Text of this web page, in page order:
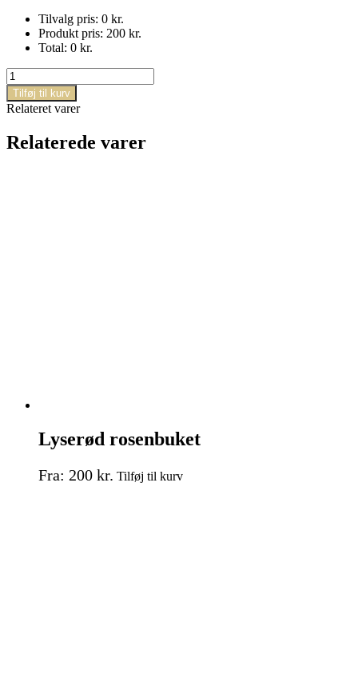
Tilvalg pris: 0 kr.
Produkt pris: 200 kr.
Total: 0 kr.
Klassisk
buket
antal
Tilføj til kurv
Relateret varer
Relaterede varer
Lyserød rosenbuket
Fra: 200 kr. Tilføj til kurvDette